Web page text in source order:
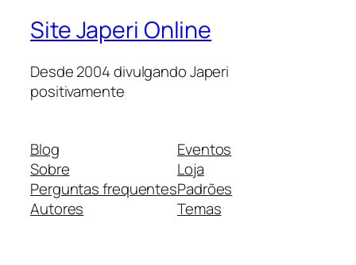
Site Japeri Online
Desde 2004 divulgando Japeri
positivamente
Blog
Sobre
Perguntas frequentes
Autores
Eventos
Loja
Padrões
Temas